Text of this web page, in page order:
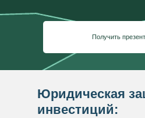
Получить
Юридическая
инвестиций: